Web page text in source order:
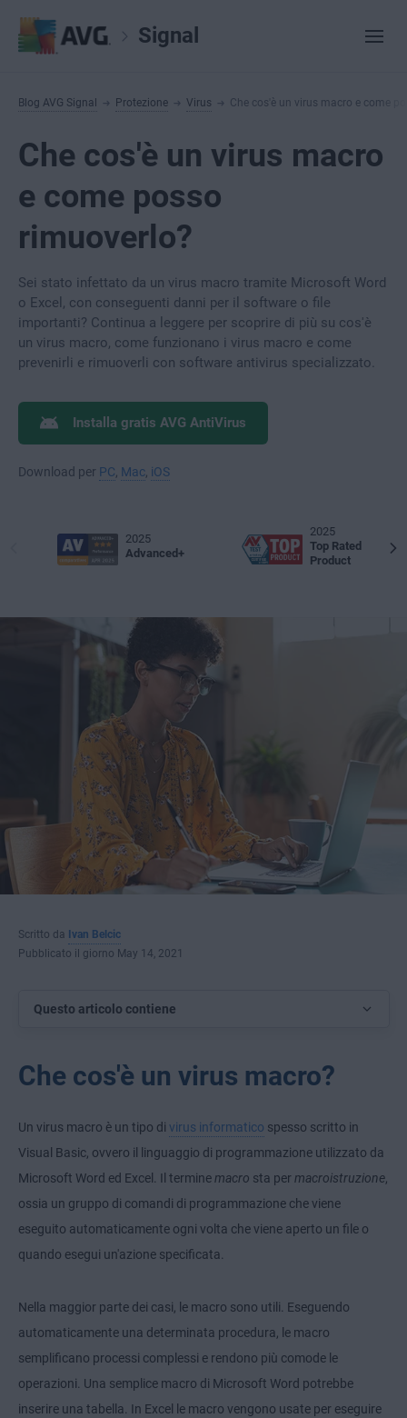
Signal
Blog AVG Signal Protezione Virus Che cos'è un virus macro e come
Che cos'è un virus macro
e come posso
rimuoverlo?
Sei stato infettato da un virus macro tramite Microsoft Word
o Excel, con conseguenti danni per il software o file
importanti? Continua a leggere per scoprire di più su cos'è
un virus macro, come funzionano i virus macro e come
prevenirli e rimuoverli con software antivirus specializzato.
Installa gratis AVG AntiVirus
Download per PC Mac iOS
2025
Advanced+
2025
Top Rated
Product
Scritto da Ivan Belcic
Pubblicato il giorno May 14, 2021
Questo articolo contiene
Che cos'è un virus macro?
Un virus macro è un tipo di virus informatico spesso scritto in
Visual Basic, ovvero il linguaggio di programmazione utilizzato da
Microsoft Word ed Excel. Il terminemacro sta per macroistruzione,
ossia un gruppo di comandi di programmazione che viene
eseguito automaticamente ogni volta che viene aperto un file o
quando esegui un'azione specificata.
Nella maggior parte dei casi, le macro sono utili. Eseguendo
automaticamente una determinata procedura, le macro
semplificano processi complessi e rendono più comode le
operazioni. Una semplice macro di Microsoft Word potrebbe
inserire una tabella. In Excel le macro vengono usate per eseguire